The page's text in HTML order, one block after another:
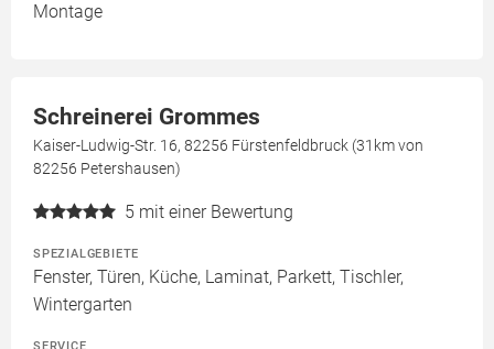
Montage
Schreinerei Grommes
Kaiser-Ludwig-Str. 16, 82256 Fürstenfeldbruck (31km von
82256 Petershausen)
5 mit einer Bewertung
SPEZIALGEBIETE
Fenster, Türen, Küche, Laminat, Parkett, Tischler,
Wintergarten
SERVICE